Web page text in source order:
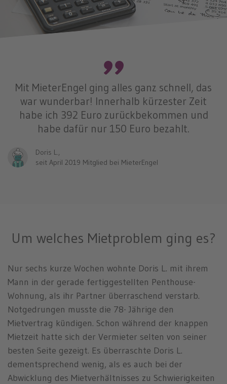
Mit MieterEngel ging alles ganz schnell, das
war wunderbar! Innerhalb kürzester Zeit
habe ich 392 Euro zurückbekommen und
habe dafür nur 150 Euro bezahlt.
Doris L.,
seit April 2019 Mitglied bei MieterEngel
Um welches Mietproblem ging es?
Nur sechs kurze Wochen wohnte Doris L. mit ihrem
Mann in der gerade fertiggestellten Penthouse-
Wohnung, als ihr Partner überraschend verstarb.
Notgedrungen musste die 78- Jährige den
Mietvertrag kündigen. Schon während der knappen
Mietzeit hatte sich der Vermieter selten von seiner
besten Seite gezeigt. Es überraschte Doris L.
dementsprechend wenig, als es auch bei der
Abwicklung des Mietverhältnisses zu Schwierigkeiten